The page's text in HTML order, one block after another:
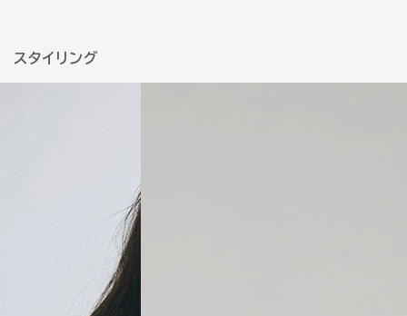
スタイリング